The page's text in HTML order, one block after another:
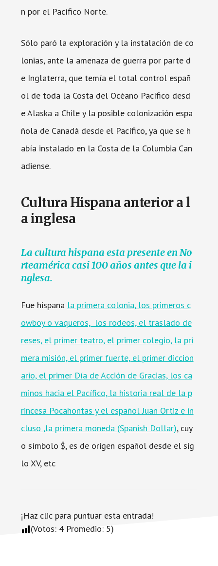
n por el Pacífico Norte.
Sólo paró la exploración y la instalación de co
lonias, ante la amenaza de guerra por parte d
e Inglaterra, que temía el total control españ
ol de toda la Costa del Océano Pacífico desd
e Alaska a Chile y la posible colonización espa
ñola de Canadá desde el Pacífico, ya que se h
abía instalado en la Costa de la Columbia Can
adiense.
Cultura Hispana anterior a l
a inglesa
La cultura hispana esta presente en No
rteamérica casi 100 años antes que la i
nglesa.
Fue hispana la primera colonia, los primeros c
owboy o vaqueros, los rodeos, el traslado de
reses, el primer teatro, el primer colegio, la pri
mera misión, el primer fuerte, el primer diccion
ario, el primer Día de Acción de Gracias, los ca
minos hacia el Pacífico, la historia real de la p
rincesa Pocahontas y el español Juan Ortiz e in
cluso ,la primera moneda (Spanish Dollar), cuy
o símbolo $, es de origen español desde el sig
lo XV, etc
¡Haz clic para puntuar esta entrada!
(Votos: 4Promedio: 5)